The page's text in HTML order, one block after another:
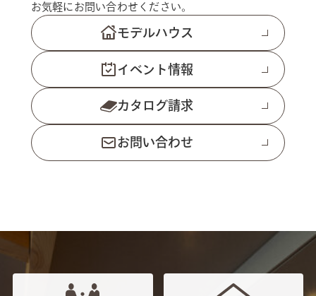
お気軽にお問い合わせください。
モデルハウス
イベント情報
カタログ請求
お問い合わせ